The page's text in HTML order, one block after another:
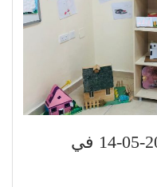
صورة واتساب بتاريخ 2025-05-14 في